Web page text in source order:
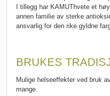
I tillegg har KAMUThvete et
annen familie av sterke
ansvarlig for den rike gyldne
BRUKES
Mulige helseeffekter ved bruk
mange.